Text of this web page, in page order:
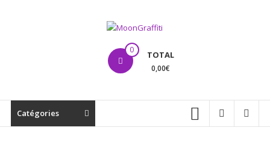
MoonGraffiti 0 TOTAL
0,00€
Catégories